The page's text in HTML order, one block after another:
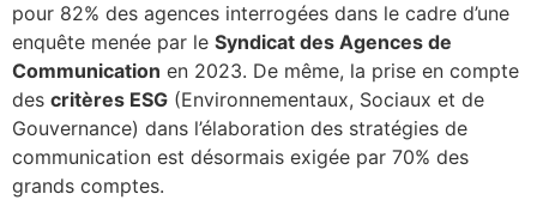
pour 82% des agences interrogées dans le cadre d’une
enquête menée par le Syndicat des Agences de
Communication en 2023. De même, la prise en compte
des critères ESG (Environnementaux, Sociaux et de
Gouvernance) dans l’élaboration des stratégies de
communication est désormais exigée par 70% des
grands comptes.